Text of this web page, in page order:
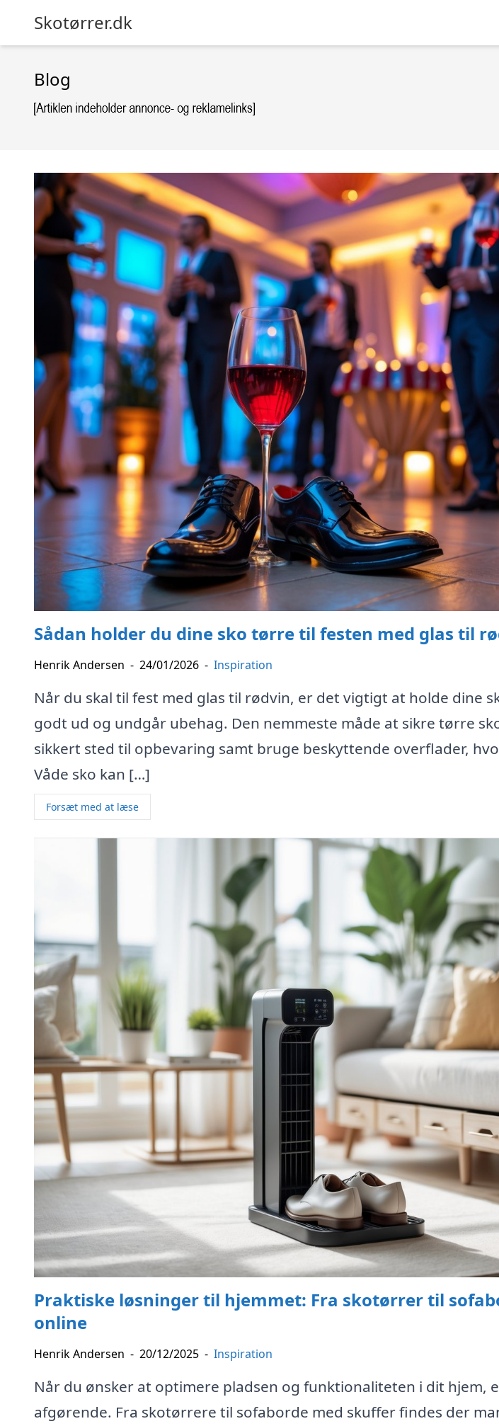
Skotørrer.dk
Blog
Sådan holder du dine sko tørre til festen med glas til
Henrik Andersen - 24/01/2026 - Inspiration
Når du skal til fest med glas til rødvin, er det vigtigt at holde dine
godt ud og undgår ubehag. Den nemmeste måde at sikre tørre
sikkert sted til opbevaring samt bruge beskyttende overflader,
Våde sko kan […]
Forsæt med at læse
Praktiske løsninger til hjemmet: Fra skotørrer til
online
Henrik Andersen - 20/12/2025 - Inspiration
Når du ønsker at optimere pladsen og funktionaliteten i dit hjem,
afgørende. Fra skotørrere til sofaborde med skuffer findes der